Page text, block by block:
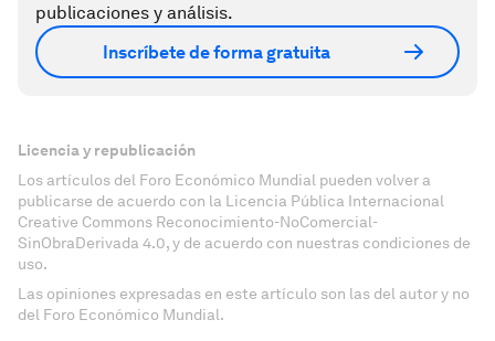
publicaciones y análisis.
Inscríbete de forma gratuita
Licencia y republicación
Los artículos del Foro Económico Mundial pueden volver a
publicarse de acuerdo con la Licencia Pública Internacional
Creative Commons Reconocimiento-NoComercial-
SinObraDerivada 4.0, y de acuerdo con nuestras condiciones de
uso.
Las opiniones expresadas en este artículo son las del autor y no
del Foro Económico Mundial.